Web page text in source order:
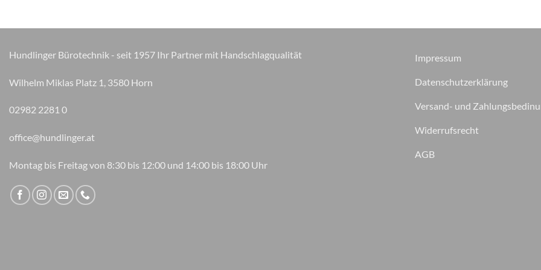
können
Hundlinger Bürotechnik - seit 1957 Ihr Partner mit Handschlagqualität
Wilhelm Miklas Platz 1, 3580 Horn
02982 2281 0
office@hundlinger.at
Montag bis Freitag von 8:30 bis 12:00 und 14:00 bis 18:00 Uhr
Impressum
Datenschutzerklärung
Versand- und
Widerrufsrecht
AGB